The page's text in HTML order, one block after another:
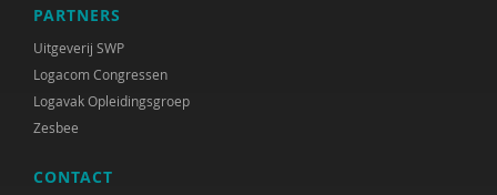
PARTNERS
Uitgeverij SWP
Logacom Congressen
Logavak Opleidingsgroep
Zesbee
CONTACT